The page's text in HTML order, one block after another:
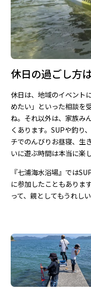
休日の過ごし方
休日は、地域のイベント
めたい」といった相談を
ね。それ以外は、家族み
くあります。SUPや釣り
チでのんびりお昼寝、生
いに遊ぶ時間は本当に楽
『七浦海水浴場』では
に参加したこともありま
って、親としてもうれしい